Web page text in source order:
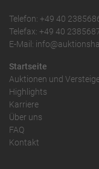
Telefon: +49 40
Telefax: +49 40
E-Mail:
Startseite
Auktionen und
Highlights
Karriere
Über uns
FAQ
Kontakt